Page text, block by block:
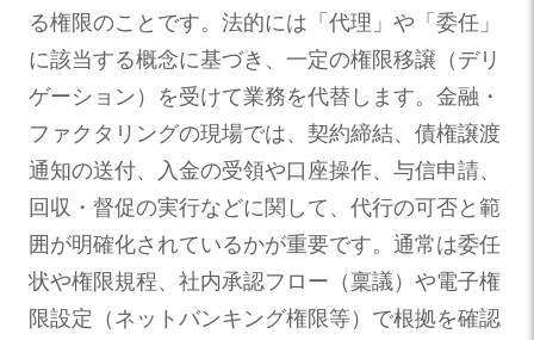
る権限のことです。法的には「代理」や「委任」
に該当する概念に基づき、一定の権限移譲（デリ
ゲーション）を受けて業務を代替します。金融・
ファクタリングの現場では、契約締結、債権譲渡
通知の送付、入金の受領や口座操作、与信申請、
回収・督促の実行などに関して、代行の可否と範
囲が明確化されているかが重要です。通常は委任
状や権限規程、社内承認フロー（稟議）や電子権
限設定（ネットバンキング権限等）で根拠を確認